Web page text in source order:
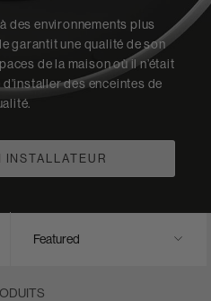
des environnements plus
garantit une qualité de son
de la maison où il n’était
des enceintes de
INSTALLATEUR